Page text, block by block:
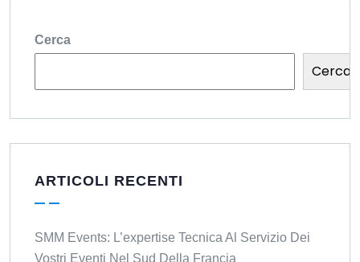
Cerca
Cerca
ARTICOLI RECENTI
SMM Events: L’expertise Tecnica Al Servizio Dei
Vostri Eventi Nel Sud Della Francia